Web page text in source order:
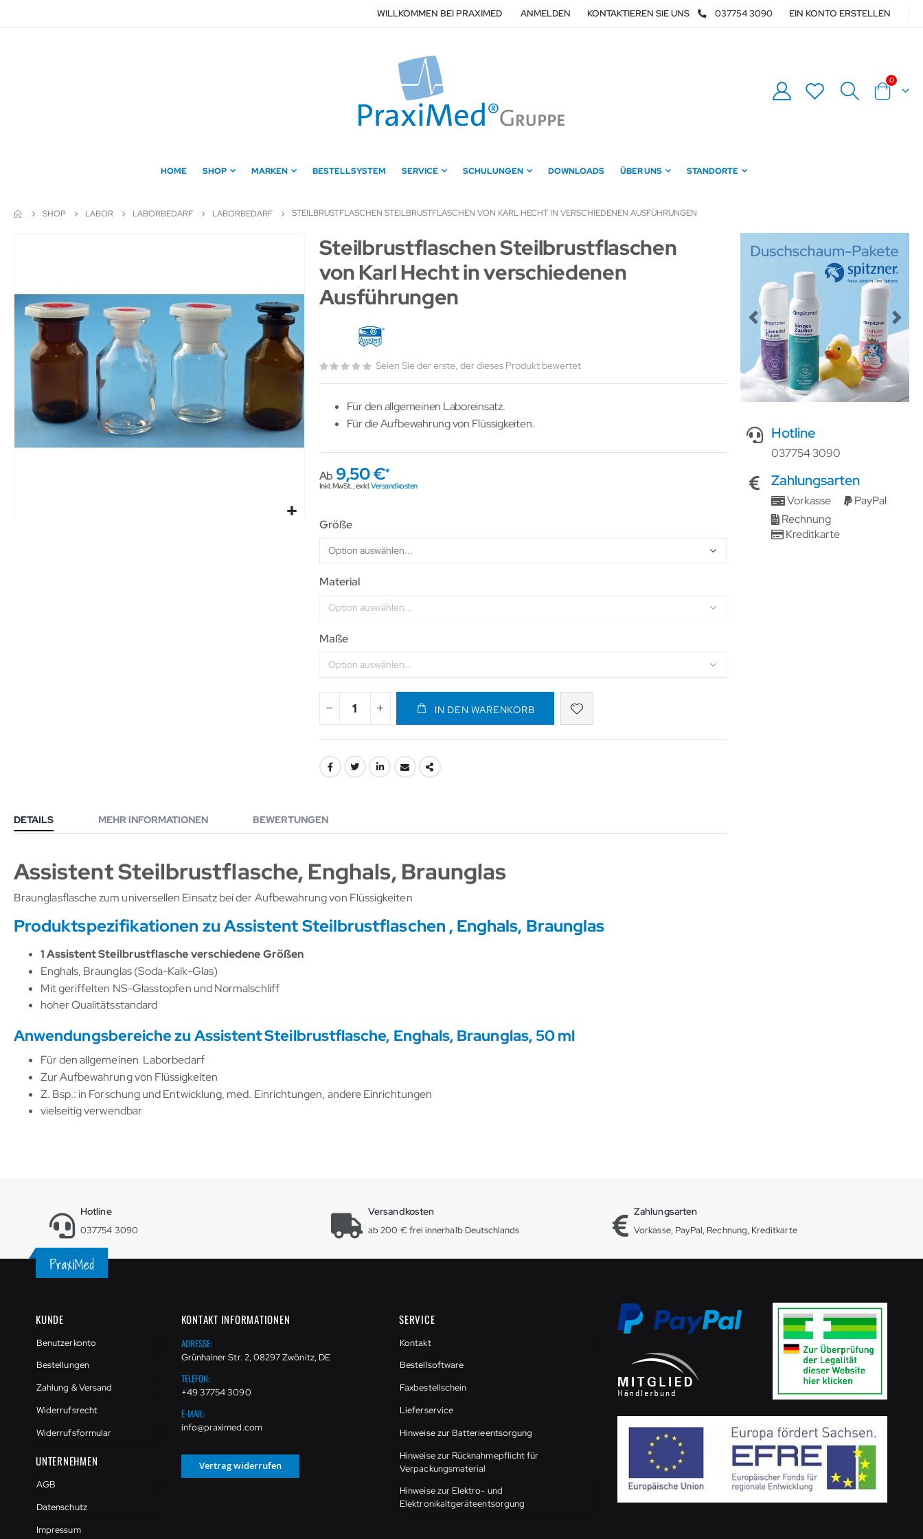
zum
WILLKOMMEN BEI PRAXIMED ANMELDEN KONTAKTIEREN SIE UNS 037754 3090 EIN KONTO ERSTELLEN
Warenkorb
0Artikel
HOME SHOP MARKEN BESTELLSYSTEM SERVICE SCHULUNGEN DOWNLOADS ÜBER UNS STANDORTE
SHOP LABOR LABORBEDARF LABORBEDARF STEILBRUSTFLASCHEN STEILBRUSTFLASCHEN VON KARL HECHT IN VERSCHIEDENEN AUSFÜHRUNGEN
springen
Zum
Anfang
der
Bildergalerie
springen
Steilbrustflaschen Steilbrustflaschen
von Karl Hecht in verschiedenen
Ausführungen
Seien Sie der erste, der dieses Produkt bewertet
Für den allgemeinen Laboreinsatz.
Für die Aufbewahrung von Flüssigkeiten.
Ab 9,50 €
Inkl. MwSt.,exkl.Versandkosten
Größe
Material
Maße
IN DEN WARENKORB
DETAILS
Assistent Steilbrustflasche, Enghals, Braunglas
Braunglasflasche zum universellen Einsatz bei der Aufbewahrung von Flüssigkeiten
Produktspezifikationen zu Assistent Steilbrustflaschen , Enghals, Braunglas
1 Assistent Steilbrustflasche verschiedene Größen
Enghals, Braunglas (Soda-Kalk-Glas)
Mit geriffelten NS-Glasstopfen und Normalschliff
hoher Qualitätsstandard
Anwendungsbereiche zu Assistent Steilbrustflasche, Enghals, Braunglas, 50 ml
Für den allgemeinen Laborbedarf
Zur Aufbewahrung von Flüssigkeiten
Z. Bsp.: in Forschung und Entwicklung, med. Einrichtungen, andere Einrichtungen
vielseitig verwendbar
MEHR INFORMATIONEN BEWERTUNGEN
Previous Next
Hotline
037754 3090
Zahlungsarten
Vorkasse
PayPal
Rechnung
Kreditkarte
Hotline
037754 3090
Versandkosten
ab 200 € frei innerhalb Deutschlands
Zahlungsarten
Vorkasse, PayPal, Rechnung, Kreditkarte
KUNDE
Benutzerkonto
Bestellungen
Zahlung & Versand
Widerrufsrecht
Widerrufsformular
UNTERNEHMEN
AGB
Datenschutz
Impressum
KONTAKT INFORMATIONEN
ADRESSE:
Grünhainer Str. 2, 08297 Zwönitz, DE
TELEFON:
+49 37754 3090
E-MAIL:
info@praximed.com
Vertrag widerrufen
SERVICE
Kontakt
Bestellsoftware
Faxbestellschein
Lieferservice
Hinweise zur Batterieentsorgung
Hinweise zur Rücknahmepflicht für
Verpackungsmaterial
Hinweise zur Elektro- und
Elektronikaltgeräteentsorgung